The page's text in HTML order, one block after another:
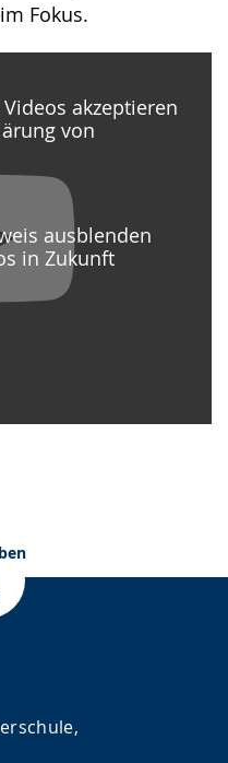
Fokus.
akzeptieren
von
ausblenden
in Zukunft